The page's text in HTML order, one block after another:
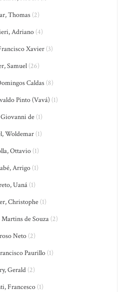
Thomas(2)
Adriano (4)
Xavier(3)
Samuel (26)
Caldas (8)
Pinto (Vavá) (1)
de (1)
Woldemar (1)
Ottavio (1)
Arrigo(1)
Uaná (1)
Christophe (1)
Martins de Souza (2)
Neto(2)
Paurillo (1)
Gerald (2)
Francesco(1)